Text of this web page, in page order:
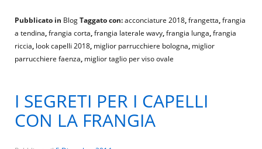
Pubblicato in BlogTaggato con:acconciature 2018,frangetta,frangia
a tendina,frangia corta,frangia laterale wavy,frangia lunga,frangia
riccia, look capelli 2018, miglior parrucchiere bologna, miglior
parrucchiere faenza, miglior taglio per viso ovale
I SEGRETI PER I CAPELLI
CON LA FRANGIA